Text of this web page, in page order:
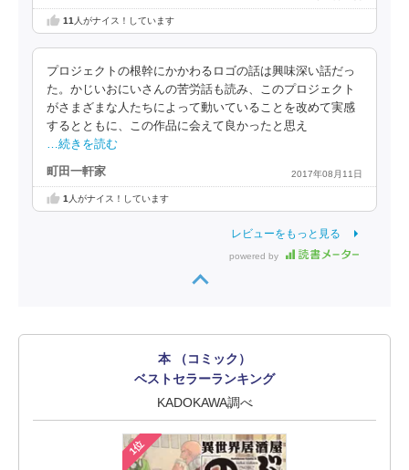
11 人がナイス！しています
プロジェクトの根幹にかかわるロゴの話は興味深い話だっ
た。かじいおにいさんの苦労話も読み、このプロジェクト
がさまざまな人たちによって動いていることを改めて実感
するとともに、この作品に会えて良かったと思え
…続きを読む
町田一軒家 2017年08月11日
1 人がナイス！しています
レビューをもっと見る
powered by
本 （コミック）
ベストセラーランキング
KADOKAWA調べ
1位